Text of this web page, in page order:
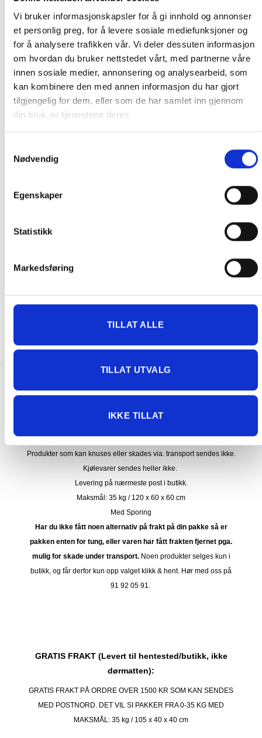
Vi bruker informasjonskapsler for å gi innhold og annonser
et personlig preg, for å levere sosiale mediefunksjoner og
for å analysere trafikken vår. Vi deler dessuten informasjon
om hvordan du bruker nettstedet vårt, med partnerne våre
innen sosiale medier, annonsering og analysearbeid, som
kan kombinere den med annen informasjon du har gjort
tilgjengelig for dem, eller som de har samlet inn gjennom
din bruk av tjenestene deres.
Nødvendig
Egenskaper
Statistikk
Markedsføring
TILLAT ALLE
TILLAT UTVALG
IKKE TILLAT
Mattradisjoner
Ønsker du å holde gamle mattradisjoner i
hevd ved å lage tradisjonelle matretter så
har vi råvarene du trenger.
Storfe short ribs angus fra
Irland
Storfe Short Ribs
FRAKT PÅ ORDRE 0-1499 kroner:
på pakken.
Produkter som kan knuses eller skades via. transport sendes ikke.
Kjølevarer sendes heller ikke.
Levering på nærmeste post i butikk.
Maksmål: 35 kg / 120 x 60 x 60 cm
Med Sporing
Har du ikke fått noen alternativ på frakt på din pakke så er
pakken enten for tung, eller varen har fått frakten fjernet pga.
mulig for skade under transport.Noen produkter selges kun i
butikk, og får derfor kun opp valget klikk & hent. Hør med oss på
91 92 05 91.
GRATIS FRAKT (Levert til hentested/butikk, ikke
dørmatten):
GRATIS FRAKT PÅ ORDRE OVER 1500 KR SOM KAN SENDES
MED POSTNORD. DET VIL SI PAKKER FRA 0-35 KG MED
MAKSMÅL: 35 kg / 105 x 40 x 40 cm